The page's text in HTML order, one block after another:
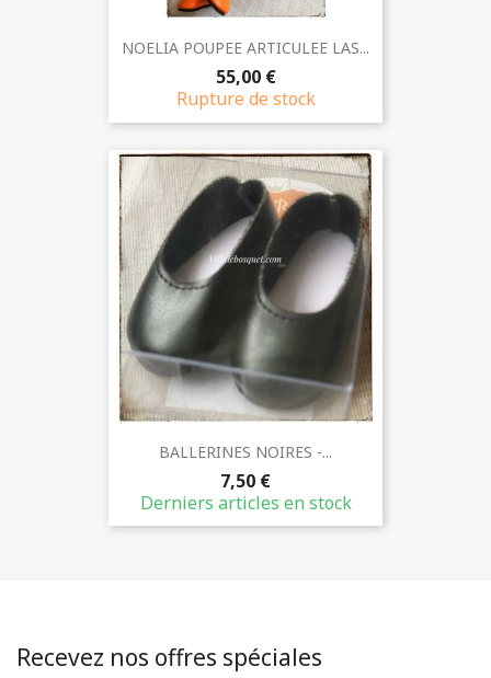
NOELIA POUPEE ARTICULEE LAS...
55,00 €
Rupture de stock
BALLERINES NOIRES -...
7,50 €
Derniers articles en stock
Recevez nos offres spéciales